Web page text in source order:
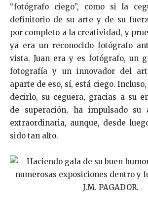
“fotógrafo ciego”, como si la
definitorio de su arte y de su
por completo a la creatividad, y
ya era un reconocido fotógrafo
vista. Juan era y es fotógrafo, un
fotografía y un innovador del
aparte de eso, sí, está ciego.
decirlo, su ceguera, gracias a su
de superación, ha impulsado su
extraordinaria, aunque, desde
sido tan alto.